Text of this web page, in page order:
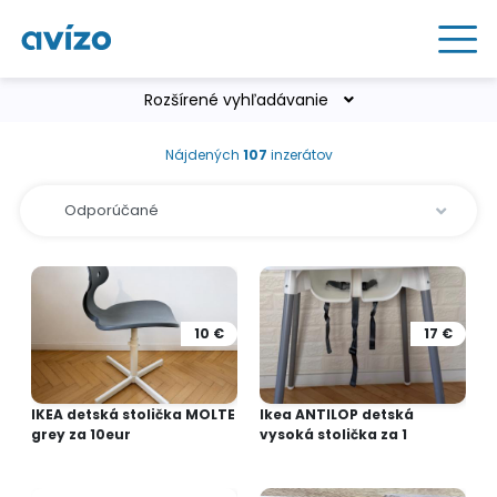
Rozšírené vyhľadávanie
Nájdených 107 inzerátov
10 €
IKEA detská stolička MOLTE
grey za 10eur
17 €
Ikea ANTILOP detská
vysoká stolička za 1